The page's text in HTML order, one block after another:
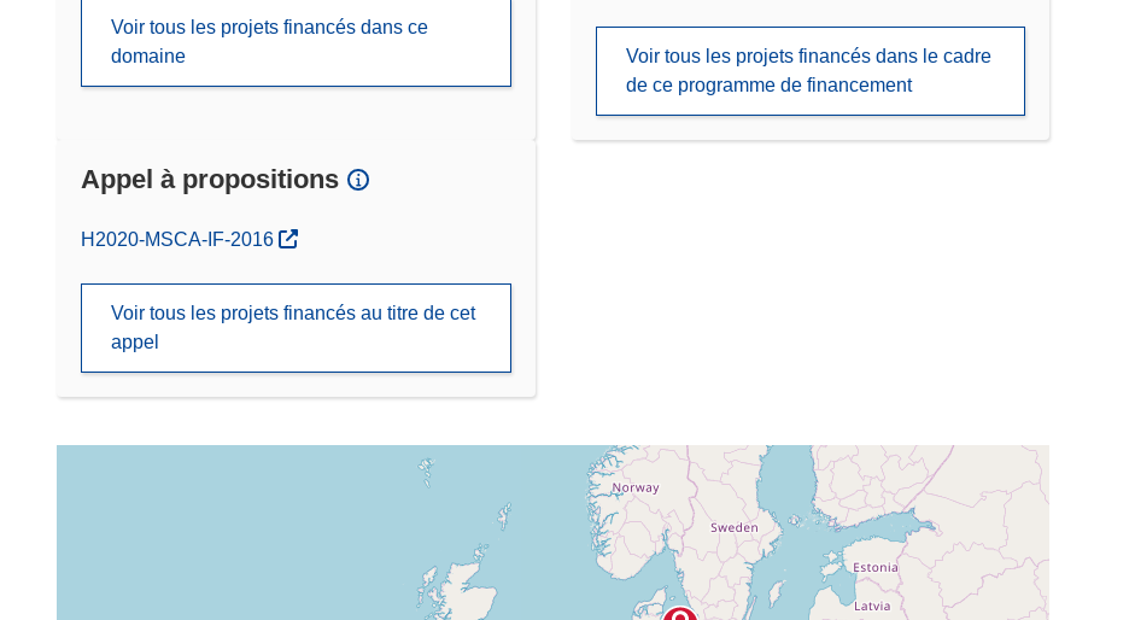
Voir tous les projets financés dans ce
domaine
Voir tous les projets financés dans le cadre
de ce programme de financement
Appel à propositions
(s’ouvre dans une nouvelle fenêtre)
H2020-MSCA-IF-2016
Voir tous les projets financés au titre de cet
appel